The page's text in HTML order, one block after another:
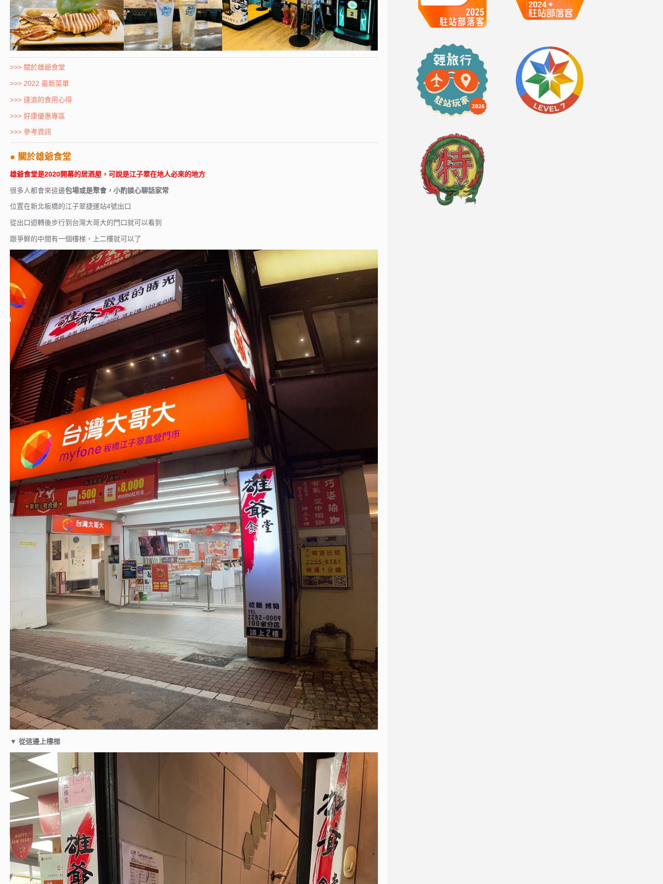
>>> 關於雄爺食堂
>>> 2022 最新菜單
>>> 達浪的食用心得
>>> 好康優惠專區
>>> 參考資訊
● 關於雄爺食堂
雄爺食堂是2020開幕的居酒屋，可說是江子翠在地人必來的地方
很多人都會來這邊包場或是聚會，小酌談心聊話家常
位置在新北板橋的江子翠捷運站4號出口
從出口迴轉後步行到台灣大哥大的門口就可以看到
跟爭鮮的中間有一個樓梯，上二樓就可以了
▼ 從這邊上樓梯